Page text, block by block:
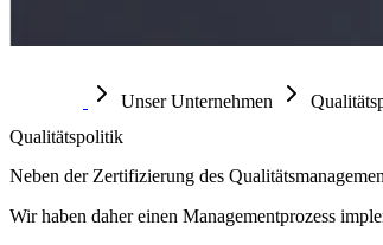
Unser Unternehmen
Qualitätspolitik
Neben der Zertifizierung des
Wir haben daher einen Managementprozess